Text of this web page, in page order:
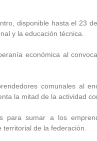
disponible hasta el 23
y la educación técnica.
económica al
comunales al
la mitad de la actividad
para sumar a los
de la federación.